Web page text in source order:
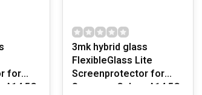
for
A14 5G
3mk hybrid glass
FlexibleGlass Lite
Screenprotector for
Samsung Galaxy A14 5G